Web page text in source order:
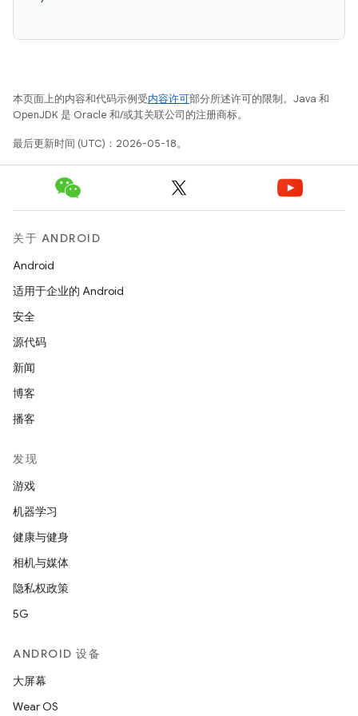
本页面上的内容和代码示例受内容许可部分所述许可的限制。Java 和
OpenJDK 是 Oracle 和/或其关联公司的注册商标。
最后更新时间 (UTC)：2026-05-18。
关于 ANDROID
Android
适用于企业的 Android
安全
源代码
新闻
博客
播客
发现
游戏
机器学习
健康与健身
相机与媒体
隐私权政策
5G
ANDROID 设备
大屏幕
Wear OS